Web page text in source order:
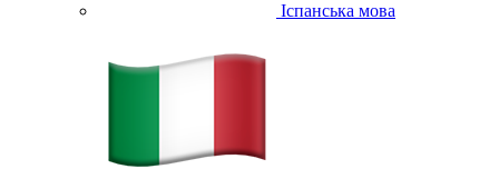
Іспанська мова